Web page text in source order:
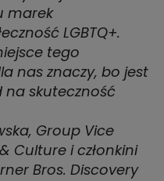
marek
LGBTQ+.
tego
nas znaczy, bo jest
na skuteczność
Group Vice
Culture i członkini
Bros. Discovery